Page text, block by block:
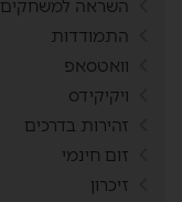
השראה למשחקים
התמודדות
וואטסאפ
ויקיקידס
זהירות בדרכים
זום חינמי
זיכרון